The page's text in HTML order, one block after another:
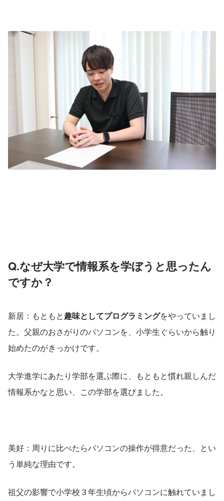
Q.なぜ大学で情報系を学ぼうと思ったん
ですか？
新居：もともと趣味としてプログラミングをやっていまし
た。父親のおさがりのパソコンを、小学生ぐらいから触り
始めたのがきっかけです。
大学進学にあたり学部を選ぶ際に、もともと慣れ親しんだ
情報系かなと思い、この学部を選びました。
美好：周りに比べたらパソコンの操作が得意だった、とい
う単純な理由です。
祖父の影響で小学校３年生頃からパソコンに触れていまし